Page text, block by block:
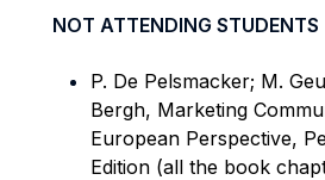
NOT ATTENDING STUDENTS
P. De Pelsmacker; M.
Bergh, Marketing
European Perspective,
Edition (all the book